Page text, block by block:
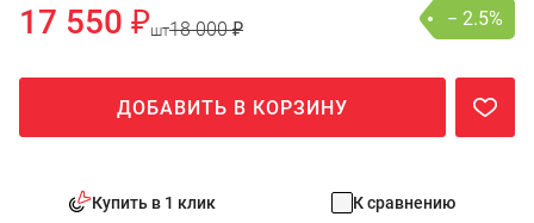
17 550 ₽шт18 000 ₽ − 2.5%
ДОБАВИТЬ В КОРЗИНУ
Купить в 1 клик К сравнению